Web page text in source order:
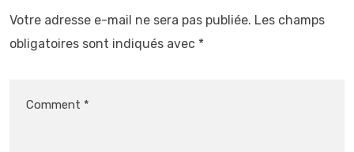
Votre adresse e-mail ne sera pas publiée. Les champs
obligatoires sont indiqués avec *